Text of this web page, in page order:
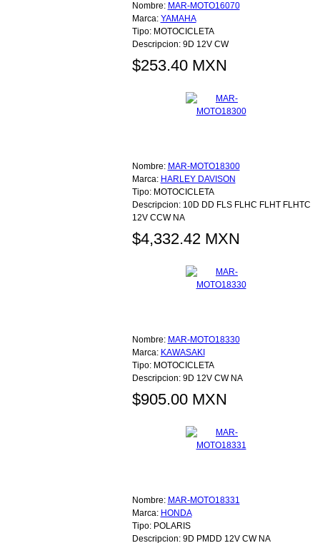
Nombre: MAR-MOTO16070
Marca: YAMAHA
Tipo: MOTOCICLETA
Descripcion: 9D 12V CW
$253.40 MXN
Nombre: MAR-MOTO18300
Marca: HARLEY DAVISON
Tipo: MOTOCICLETA
Descripcion: 10D DD FLS FLHC FLHT FLHTC
12V CCW NA
$4,332.42 MXN
Nombre: MAR-MOTO18330
Marca: KAWASAKI
Tipo: MOTOCICLETA
Descripcion: 9D 12V CW NA
$905.00 MXN
Nombre: MAR-MOTO18331
Marca: HONDA
Tipo: POLARIS
Descripcion: 9D PMDD 12V CW NA